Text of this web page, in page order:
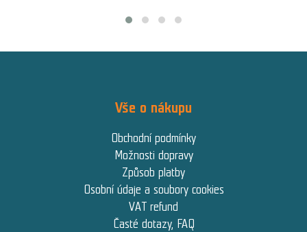
Vše o nákupu
Obchodní podmínky
Možnosti dopravy
Způsob platby
Osobní údaje a soubory cookies
VAT refund
Časté dotazy, FAQ